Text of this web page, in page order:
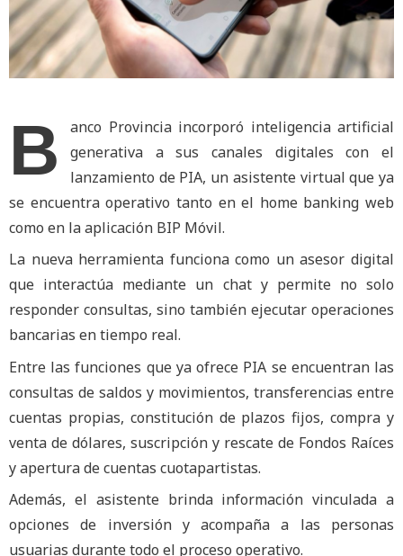
B
anco Provincia incorporó inteligencia artificial
generativa a sus canales digitales con el
lanzamiento de PIA, un asistente virtual que ya
se encuentra operativo tanto en el home banking web
como en la aplicación BIP Móvil.
La nueva herramienta funciona como un asesor digital
que interactúa mediante un chat y permite no solo
responder consultas, sino también ejecutar operaciones
bancarias en tiempo real.
Entre las funciones que ya ofrece PIA se encuentran las
consultas de saldos y movimientos, transferencias entre
cuentas propias, constitución de plazos fijos, compra y
venta de dólares, suscripción y rescate de Fondos Raíces
y apertura de cuentas cuotapartistas.
Además, el asistente brinda información vinculada a
opciones de inversión y acompaña a las personas
usuarias durante todo el proceso operativo.